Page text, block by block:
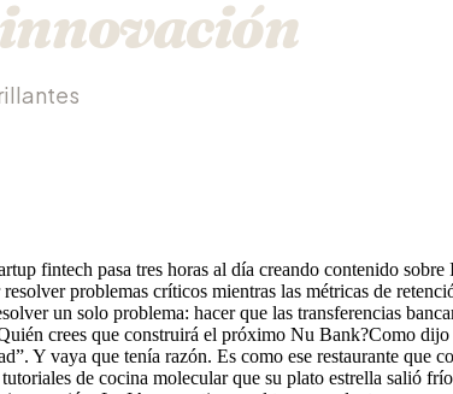
fintech pasa tres horas al día creando contenido
problemas críticos mientras las métricas de
un solo problema: hacer que las transferencias
crees que construirá el próximo Nu Bank?Como
Y vaya que tenía razón. Es como ese restaurante que
de cocina molecular que su plato estrella salió